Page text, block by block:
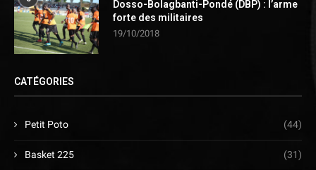
Dosso-Bolagbanti-Pondé (DBP) : l’arme
forte des militaires
19/10/2018
CATÉGORIES
Petit Poto (44)
Basket 225 (31)